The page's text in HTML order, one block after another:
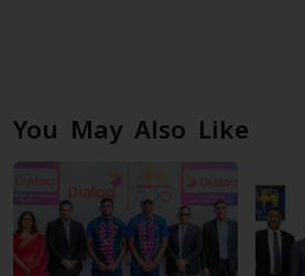
You May Also Like